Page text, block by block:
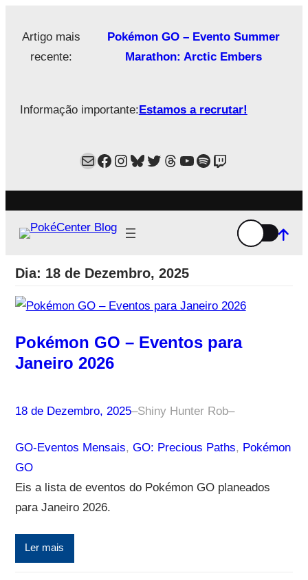
paraArtigo mais
recente:
Pokémon GO – Evento Summer
Marathon: Arctic Embers
Informação importante:Estamos a recrutar!
MailFacebook
Instagram
Bluesky
Twitter
Estamos no Threads!
YouTube
Spotify
Twitch
Dia: 18 de Dezembro, 2025
Pokémon GO – Eventos para
Janeiro 2026
18 de Dezembro, 2025–Shiny Hunter Rob–
GO-Eventos Mensais, GO: Precious Paths, Pokémon
GO
Eis a lista de eventos do Pokémon GO planeados
para Janeiro 2026.
Ler mais